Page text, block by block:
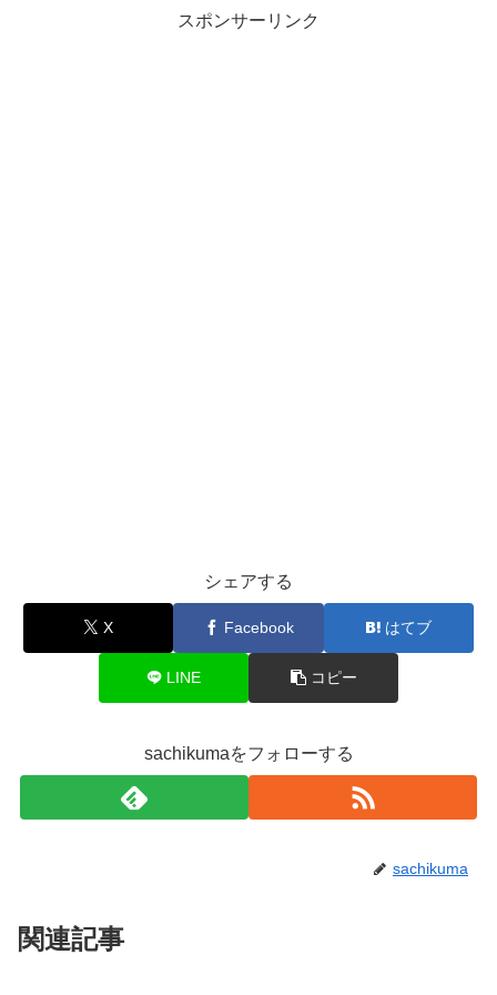
スポンサーリンク
シェアする
X Facebook はてブ
LINE コピー
sachikumaをフォローする
sachikuma
関連記事